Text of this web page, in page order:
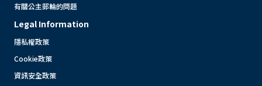
有關公主郵輪的問題
Legal Information
隱私權政策
Cookie政策
資訊安全政策